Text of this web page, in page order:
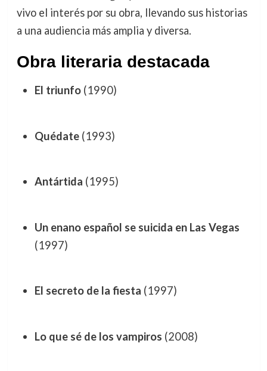
vivo el interés por su obra, llevando sus historias
a una audiencia más amplia y diversa.
Obra literaria destacada
El triunfo(1990)
Quédate(1993)
Antártida (1995)
Un enano español se suicida en Las Vegas
(1997)
El secreto de la fiesta (1997)
Lo que sé de los vampiros (2008)